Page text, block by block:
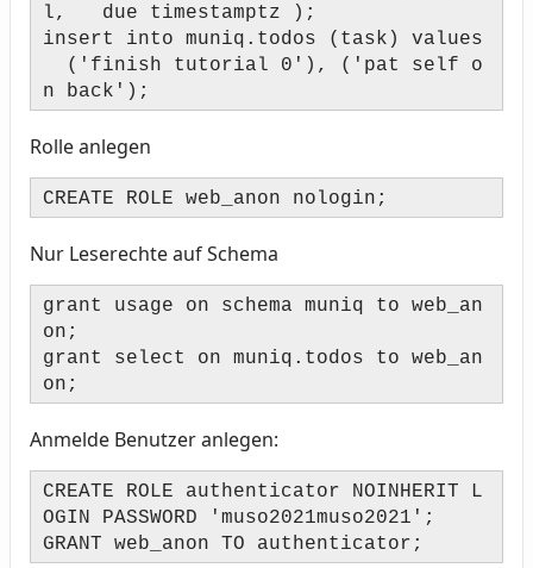
l, due timestamptz );
insert into muniq.todos (task) values
('finish tutorial 0'), ('pat self o
n back');
Rolle anlegen
CREATE ROLE web_anon nologin;
Nur Leserechte auf Schema
grant usage on schema muniq to web_an
on;
grant select on muniq.todos to web_an
on;
Anmelde Benutzer anlegen:
CREATE ROLE authenticator NOINHERIT L
OGIN PASSWORD 'muso2021muso2021';
GRANT web_anon TO authenticator;